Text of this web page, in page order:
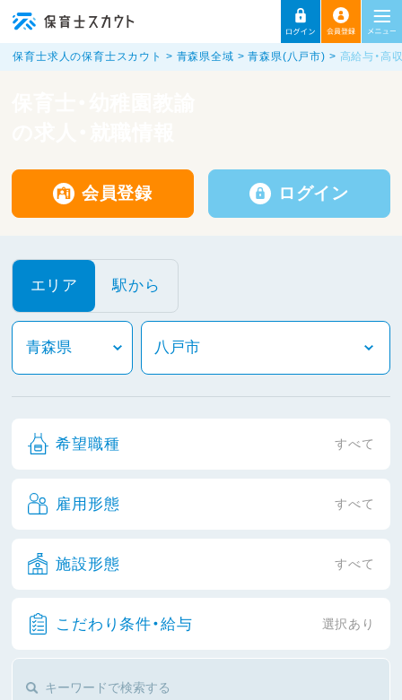
保育士求人の保育士スカウト 青森県全域 青森県(八戸市) 高給与・高
会員登録 ログイン
エリア 駅から
希望職種 すべて
雇用形態 すべて
施設形態 すべて
こだわり条件・給与 選択あり